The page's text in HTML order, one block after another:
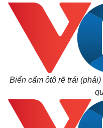
Biển cấm ôtô rẽ trái